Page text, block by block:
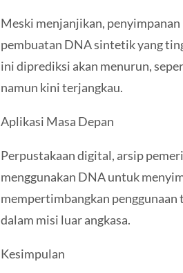
Meski menjanjikan,
pembuatan DNA sintetik yang
ini diprediksi akan menurun,
namun kini terjangkau.
Aplikasi Masa Depan
Perpustakaan digital, arsip
menggunakan DNA untuk
mempertimbangkan
dalam misi luar angkasa.
Kesimpulan